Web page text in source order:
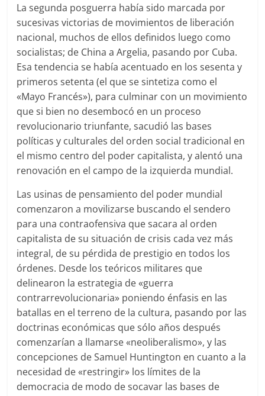
La segunda posguerra había sido marcada por
sucesivas victorias de movimientos de liberación
nacional, muchos de ellos definidos luego como
socialistas; de China a Argelia, pasando por Cuba.
Esa tendencia se había acentuado en los sesenta y
primeros setenta (el que se sintetiza como el
«Mayo Francés»), para culminar con un movimiento
que si bien no desembocó en un proceso
revolucionario triunfante, sacudió las bases
políticas y culturales del orden social tradicional en
el mismo centro del poder capitalista, y alentó una
renovación en el campo de la izquierda mundial.
Las usinas de pensamiento del poder mundial
comenzaron a movilizarse buscando el sendero
para una contraofensiva que sacara al orden
capitalista de su situación de crisis cada vez más
integral, de su pérdida de prestigio en todos los
órdenes. Desde los teóricos militares que
delinearon la estrategia de «guerra
contrarrevolucionaria» poniendo énfasis en las
batallas en el terreno de la cultura, pasando por las
doctrinas económicas que sólo años después
comenzarían a llamarse «neoliberalismo», y las
concepciones de Samuel Huntington en cuanto a la
necesidad de «restringir» los límites de la
democracia de modo de socavar las bases de